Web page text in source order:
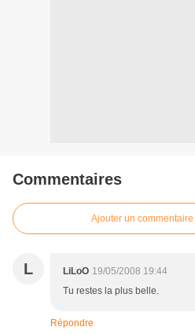
Commentaires
Ajouter un commentaire
L LiLoO 19/05/2008 19:44
Tu restes la plus belle.
Répondre